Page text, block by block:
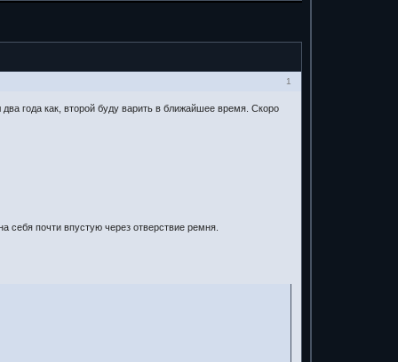
1
года как, второй буду варить в ближайшее время. Скоро
себя почти впустую через отверствие ремня.